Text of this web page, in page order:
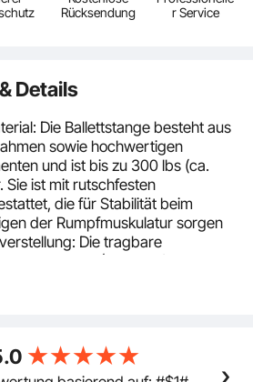
Rücksendung
r Service
Details
Die Ballettstange besteht aus
sowie hochwertigen
und ist bis zu 300 lbs (ca.
Sie ist mit rutschfesten
die für Stabilität beim
der Rumpfmuskulatur sorgen
Die tragbare
über 4 Fuß (1219 mm) lange
Höhe von unten nach oben
Unsere freistehende
glatte Oberfläche ohne Ecken